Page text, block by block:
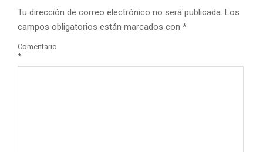
Tu dirección de correo electrónico no será publicada. Los
campos obligatorios están marcados con *
Comentario
*